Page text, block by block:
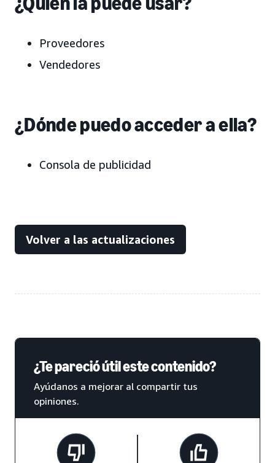
Proveedores
Vendedores
¿Dónde puedo acceder a ella?
Consola de publicidad
Volver a las actualizaciones
¿Te pareció útil este contenido?
Ayúdanos a mejorar al compartir tus
opiniones.